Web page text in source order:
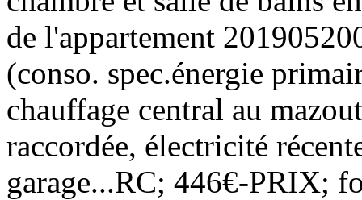
de l'appartement
(conso. spec.énergie
chauffage central au
raccordée, électricité
garage...RC; 446€-PRIX;